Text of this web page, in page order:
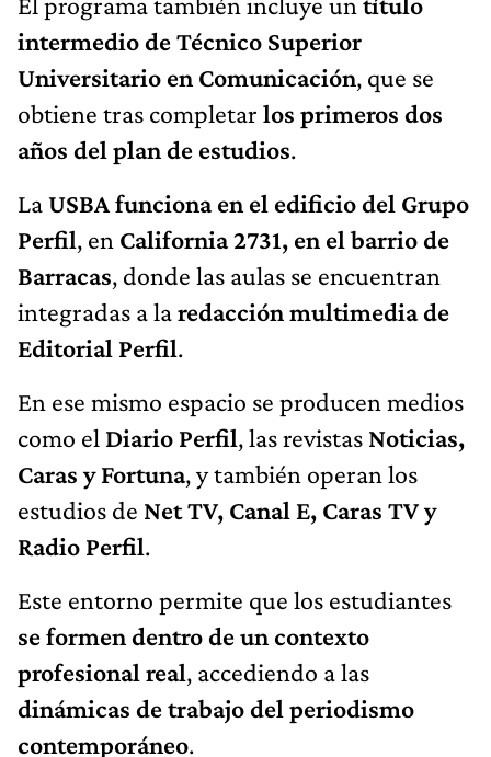
intermedio de Técnico Superior
Universitario en Comunicación, que se
obtiene tras completar los primeros dos
años del plan de estudios.
LaUSBA funciona en el edificio del Grupo
Perfil, en California 2731, en el barrio de
Barracas, donde las aulas se encuentran
integradas a laredacción multimedia de
Editorial Perfil.
En ese mismo espacio se producen medios
como el Diario Perfil, las revistas Noticias,
Caras y Fortuna, y también operan los
estudios de Net TV, Canal E, Caras TV y
Radio Perfil.
Este entorno permite que los estudiantes
se formen dentro de un contexto
profesional real, accediendo a las
dinámicas de trabajo del periodismo
contemporáneo.